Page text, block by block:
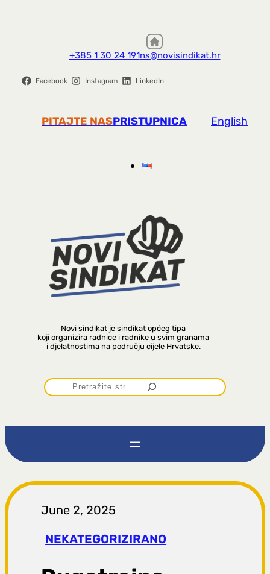
+385 1 30 24 191ns@novisindikat.hr
Facebook Instagram LinkedIn
PITAJTE NASPRISTUPNICA English
Novi sindikat je sindikat općeg tipa
koji organizira radnice i radnike u svim granama
i djelatnostima na području cijele Hrvatske.
P
r
t
r
a
June 2, 2025
NEKATEGORIZIRANO